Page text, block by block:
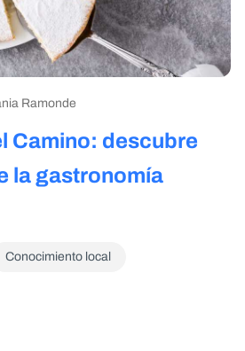
Ramonde
Camino: descubre
la gastronomía
Conocimiento local